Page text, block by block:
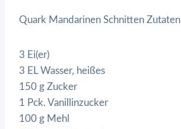
Quark Mandarinen Schnitten Zutaten
3 Ei(er)
3 EL Wasser, heißes
150 g Zucker
1 Pck. Vanillinzucker
100 g Mehl